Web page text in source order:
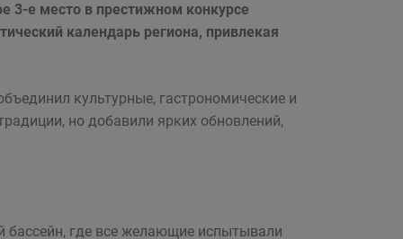
3-е место в престижном конкурсе
календарь региона, привлекая
культурные, гастрономические и
но добавили ярких обновлений,
бассейн, где все желающие испытывали